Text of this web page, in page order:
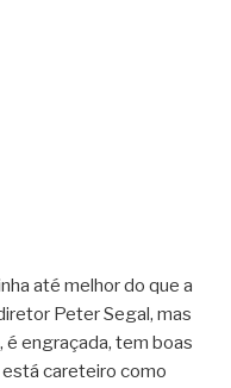
até melhor do que a
Peter Segal, mas
é engraçada, tem boas
está careteiro como